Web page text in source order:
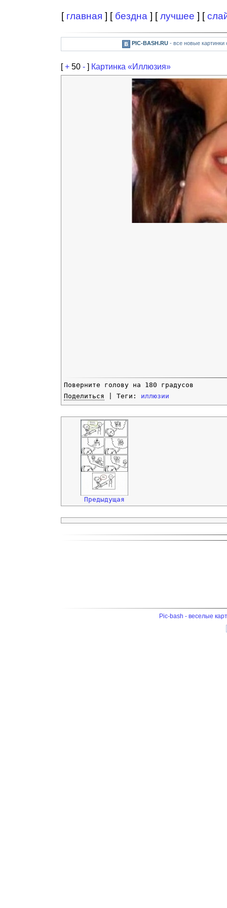
[ главная ] [ бездна ] [лучшее ] [
PIC-BASH.RU- все новые картинки
[+ 50 - ] Картинка «Иллюзия»
Поверните голову на 180 градусов
Поделиться | Теги: иллюзии
Предыдущая
Pic-bash - веселые